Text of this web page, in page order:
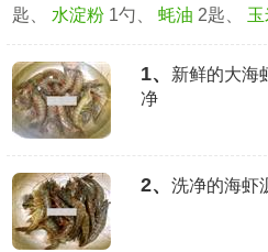
匙、 水淀粉 1勺、蚝油 2匙、
1、
新鲜的大海
净
2、 洗净的海虾